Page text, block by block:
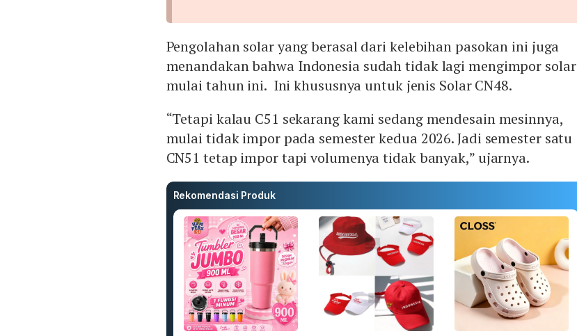
Pengolahan solar yang berasal dari kelebihan pasokan ini juga
menandakan bahwa Indonesia sudah tidak lagi mengimpor solar
mulai tahun ini. Ini khususnya untuk jenis Solar CN48.
“Tetapi kalau C51 sekarang kami sedang mendesain mesinnya,
mulai tidak impor pada semester kedua 2026. Jadi semester satu
CN51 tetap impor tapi volumenya tidak banyak,” ujarnya.
Rekomendasi Produk